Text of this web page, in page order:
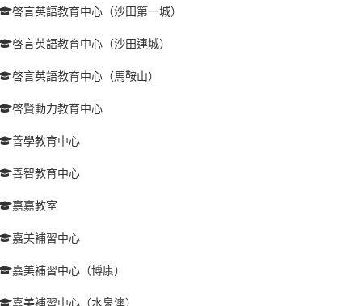
啓言英語教育中心（沙田第一城）
啓言英語教育中心（沙田連城）
啓言英語教育中心（馬鞍山）
啓賢動力教育中心
善學教育中心
善智教育中心
嘉嘉教室
嘉美補習中心
嘉美補習中心（博康）
嘉美補習中心（水泉澳）